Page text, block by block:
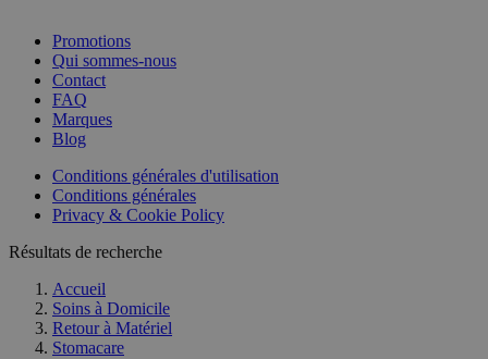
Promotions
Qui sommes-nous
Contact
FAQ
Marques
Blog
Conditions générales d'utilisation
Conditions générales
Privacy & Cookie Policy
Résultats de recherche
Accueil
Soins à Domicile
Retour à Matériel
Stomacare